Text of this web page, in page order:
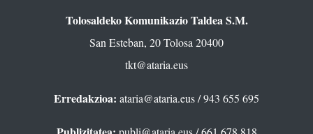
Tolosaldeko Komunikazio Taldea S.M.
San Esteban, 20 Tolosa 20400
tkt@ataria.eus
Erredakzioa: ataria@ataria.eus/ 943 655 695